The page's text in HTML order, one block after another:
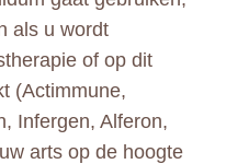
als u wordt
of op dit
(Actimmune,
Infergen, Alferon,
arts op de hoogte